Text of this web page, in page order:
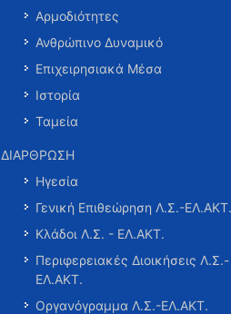
Αρμοδιότητες
Ανθρώπινο Δυναμικό
Επιχειρησιακά Μέσα
Ιστορία
Ταμεία
ΔΙΑΡΘΡΩΣΗ
Ηγεσία
Γενική Επιθεώρηση Λ.Σ.-ΕΛ.ΑΚΤ.
Κλάδοι Λ.Σ. - ΕΛ.ΑΚΤ.
Περιφερειακές Διοικήσεις Λ.Σ.-
ΕΛ.ΑΚΤ.
Οργανόγραμμα Λ.Σ.-ΕΛ.ΑΚΤ.